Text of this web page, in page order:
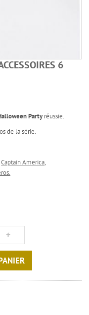
6
Partyréussie.
de la série.
Captain America,